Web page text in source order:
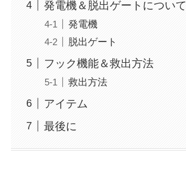
発電機＆脱出ゲートについて
発電機
脱出ゲート
フック機能＆救出方法
救出方法
アイテム
最後に